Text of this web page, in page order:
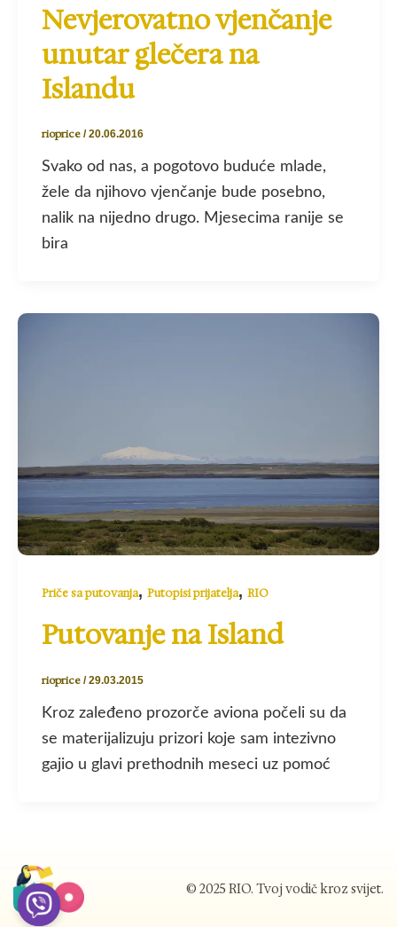
Nevjerovatno vjenčanje
unutar glečera na
Islandu
rioprice /20.06.2016
Svako od nas, a pogotovo buduće mlade,
žele da njihovo vjenčanje bude posebno,
nalik na nijedno drugo. Mjesecima ranije se
bira
Priče sa putovanja, Putopisi prijatelja, RIO
Putovanje na Island
rioprice /29.03.2015
Kroz zaleđeno prozorče aviona počeli su da
se materijalizuju prizori koje sam intezivno
gajio u glavi prethodnih meseci uz pomoć
© 2025 RIO. Tvoj vodič kroz svijet.